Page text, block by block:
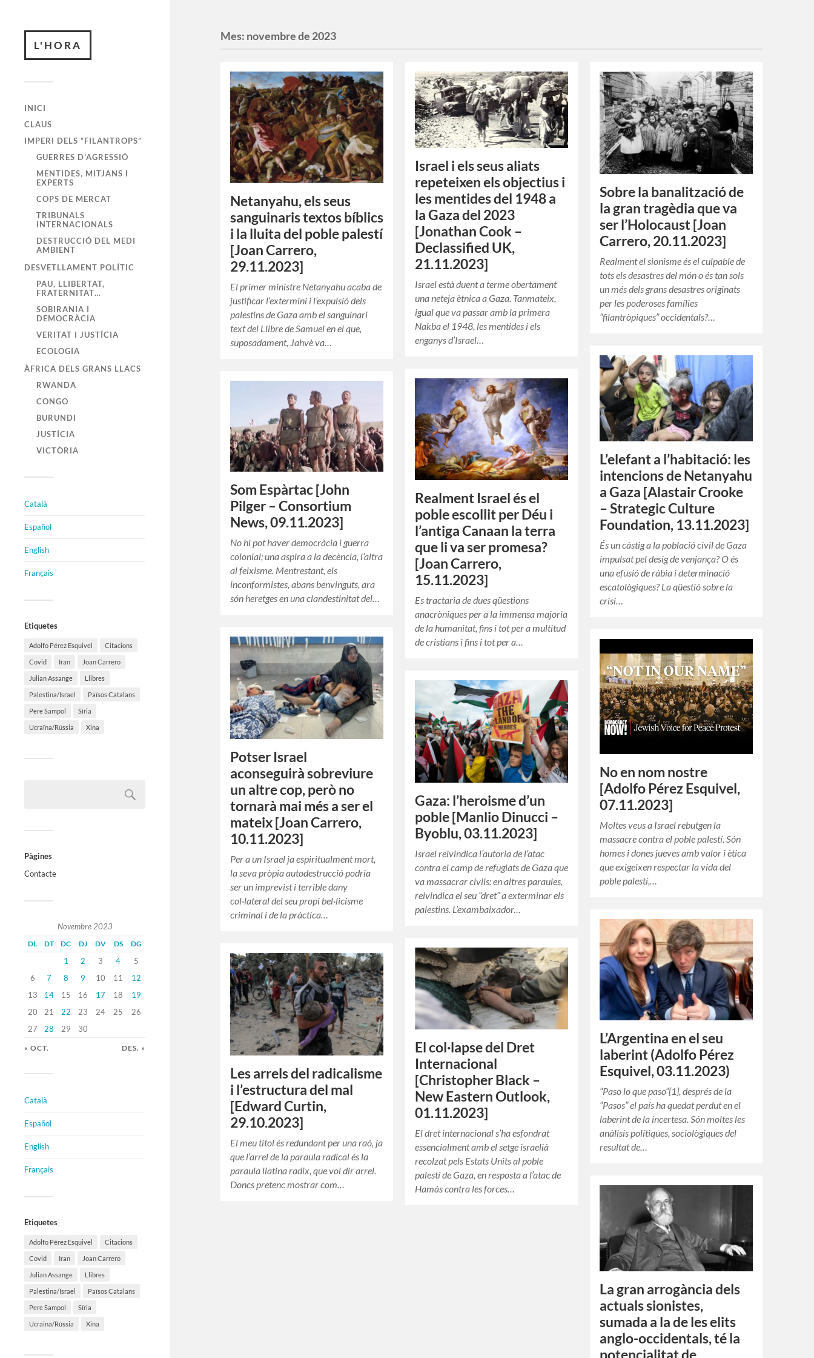
L'HORA
INICI
CLAUS
IMPERI DELS “FILANTROPS”
GUERRES D’AGRESSIÓ
MENTIDES, MITJANS I
EXPERTS
COPS DE MERCAT
TRIBUNALS
INTERNACIONALS
DESTRUCCIÓ DEL MEDI
AMBIENT
DESVETLLAMENT POLÍTIC
PAU, LLIBERTAT,
FRATERNITAT…
SOBIRANIA I
DEMOCRÀCIA
VERITAT I JUSTÍCIA
ECOLOGIA
ÀFRICA DELS GRANS LLACS
RWANDA
CONGO
BURUNDI
JUSTÍCIA
VICTÒRIA
Català
Español
English
Français
Etiquetes
Adolfo Pérez Esquivel Citacions
Covid Iran Joan Carrero
Julian Assange Llibres
Palestina/Israel Països Catalans
Pere Sampol Síria
Ucraïna/Rússia Xina
Pàgines
Contacte
Novembre 2023
DL DT DC DJ DV DS DG
1 2 3 4
5
6
7 8 9 10 11
12
13
14 15 16 17 18
19
20
21 22 23 24 25
26
27
28 29 30
« OCT. DES. »
Català
Español
English
Français
Etiquetes
Adolfo Pérez Esquivel Citacions
Covid Iran Joan Carrero
Julian Assange Llibres
Palestina/Israel Països Catalans
Pere Sampol Síria
Ucraïna/Rússia Xina
Mes: novembre de 2023
Netanyahu, els seus
sanguinaris textos bíblics
i la lluita del poble palestí
[Joan Carrero,
29.11.2023]
El primer ministre Netanyahu acaba de
justificar l’extermini i l’expulsió dels
palestins de Gaza amb el sanguinari
text del Llibre de Samuel en el que,
suposadament, Jahvè va…
Israel i els seus aliats
repeteixen els objectius i
les mentides del 1948 a
la Gaza del 2023
[Jonathan Cook –
Declassified UK,
21.11.2023]
Israel està duent a terme obertament
una neteja ètnica a Gaza. Tanmateix,
igual que va passar amb la primera
Nakba el 1948, les mentides i els
enganys d’Israel…
Sobre la banalització de
la gran tragèdia que va
ser l’Holocaust [Joan
Carrero, 20.11.2023]
Realment el sionisme és el culpable de
tots els desastres del món o és tan sols
un més dels grans desastres originats
per les poderoses famílies
“filantròpiques” occidentals?…
L’elefant a l’habitació: les
intencions de Netanyahu
a Gaza [Alastair Crooke
– Strategic Culture
Foundation, 13.11.2023]
És un càstig a la població civil de Gaza
impulsat pel desig de venjança? O és
una efusió de ràbia i determinació
escatològiques? La qüestió sobre la
crisi…
Realment Israel és el
poble escollit per Déu i
l’antiga Canaan la terra
que li va ser promesa?
[Joan Carrero,
15.11.2023]
Es tractaria de dues qüestions
anacròniques per a la immensa majoria
de la humanitat, fins i tot per a multitud
de cristians i fins i tot per a…
Som Espàrtac [John
Pilger – Consortium
News, 09.11.2023]
No hi pot haver democràcia i guerra
colonial; una aspira a la decència, l’altra
al feixisme. Mentrestant, els
inconformistes, abans benvinguts, ara
són heretges en una clandestinitat del…
Potser Israel
aconseguirà sobreviure
un altre cop, però no
tornarà mai més a ser el
mateix [Joan Carrero,
10.11.2023]
Per a un Israel ja espiritualment mort,
la seva pròpia autodestrucció podria
ser un imprevist i terrible dany
col·lateral del seu propi bel·licisme
criminal i de la pràctica…
No en nom nostre
[Adolfo Pérez Esquivel,
07.11.2023]
Moltes veus a Israel rebutgen la
massacre contra el poble palestí. Són
homes i dones jueves amb valor i ètica
que exigeixen respectar la vida del
poble palestí,…
Gaza: l’heroisme d’un
poble [Manlio Dinucci –
Byoblu, 03.11.2023]
Israel reivindica l’autoria de l’atac
contra el camp de refugiats de Gaza que
va massacrar civils: en altres paraules,
reivindica el seu “dret” a exterminar els
palestins. L’exambaixador…
L’Argentina en el seu
laberint (Adolfo Pérez
Esquivel, 03.11.2023)
“Paso lo que paso”[1], després de la
“Pasos” el país ha quedat perdut en el
laberint de la incertesa. Són moltes les
anàlisis polítiques, sociològiques del
resultat de…
El col·lapse del Dret
Internacional
[Christopher Black –
New Eastern Outlook,
01.11.2023]
El dret internacional s’ha esfondrat
essencialment amb el setge israelià
recolzat pels Estats Units al poble
palestí de Gaza, en resposta a l’atac de
Hamàs contra les forces…
Les arrels del radicalisme
i l’estructura del mal
[Edward Curtin,
29.10.2023]
El meu títol és redundant per una raó, ja
que l’arrel de la paraula radical és la
paraula llatina radix, que vol dir arrel.
Doncs pretenc mostrar com…
La gran arrogància dels
actuals sionistes,
sumada a la de les elits
anglo-occidentals, té la